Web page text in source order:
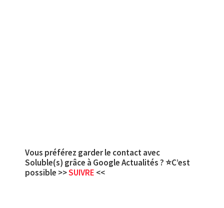
Vous préférez garder le contact avec
Soluble(s) grâce à Google Actualités ? ⭐C’est
possible >>SUIVRE <<